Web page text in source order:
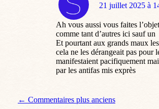
dit
21 juillet 2025 à
Ah vous aussi vous faites
comme tant d’autres ici sauf un
Et pourtant aux grands maux
cela ne les dérangeait pas pour
manifestaient pacifiquement
par les antifas mis exprès
Navigation de commentaire
← Commentaires plus anciens